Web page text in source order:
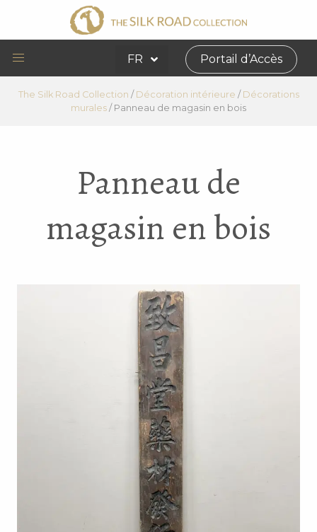
FR Portail d’Accès
The Silk Road Collection / Décoration intérieure / Décorations
murales / Panneau de magasin en bois
Panneau de
magasin en bois